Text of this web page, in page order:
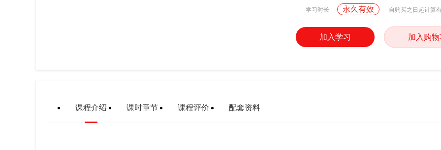
学习时长 永久有效 自购买之日起计算
加入学习 加入购物
课程介绍 课时章节 课程评价 配套资料